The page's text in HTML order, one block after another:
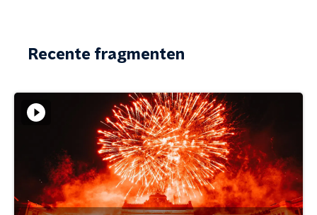
Recente fragmenten